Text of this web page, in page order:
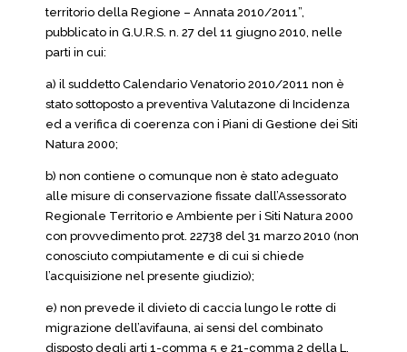
territorio della Regione – Annata 2010/2011”,
pubblicato in G.U.R.S. n. 27 del 11 giugno 2010, nelle
parti in cui:
a) il suddetto Calendario Venatorio 2010/2011 non è
stato sottoposto a preventiva Valutazone di Incidenza
ed a verifica di coerenza con i Piani di Gestione dei Siti
Natura 2000;
b) non contiene o comunque non è stato adeguato
alle misure di conservazione fissate dall’Assessorato
Regionale Territorio e Ambiente per i Siti Natura 2000
con provvedimento prot. 22738 del 31 marzo 2010 (non
conosciuto compiutamente e di cui si chiede
l’acquisizione nel presente giudizio);
e) non prevede il divieto di caccia lungo le rotte di
migrazione dell’avifauna, ai sensi del combinato
disposto degli arti 1-comma 5 e 21-comma 2 della L.